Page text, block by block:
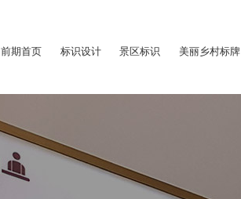
前期首页 标识设计 景区标识 美丽乡村标牌